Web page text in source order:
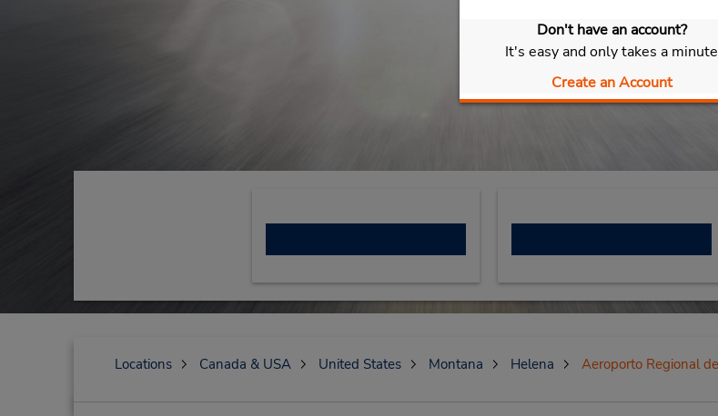
Selecionar meu carro
Don't have an account?
It's easy and only takes a minute
Create an Account
Locations Canada & USA United States Montana Helena Aeroporto Regional